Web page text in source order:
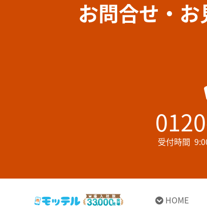
お問合せ・
受付時間
HOME